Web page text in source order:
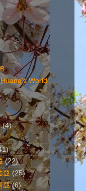
World
(4)
(22)
亞 (25)
亞 (6)